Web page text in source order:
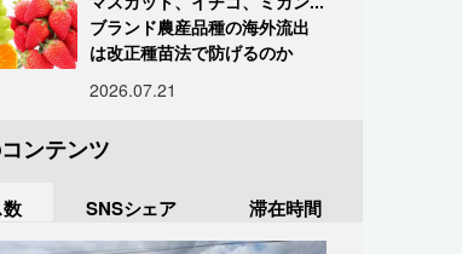
ブランド農産品種の海外流出
は改正種苗法で防げるのか
2026.07.21
ンテンツ
SNSシェア 滞在時間